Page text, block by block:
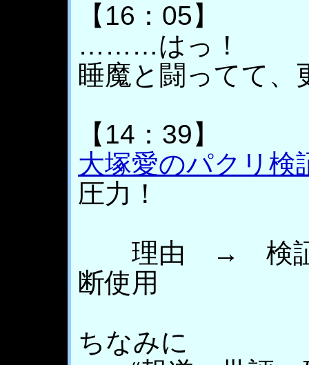
【16：05】
………はっ！
睡魔と闘ってて、
【14：39】
大塚愛のパクリ検
圧力！
理由 → 検証
断使用
ちなみに